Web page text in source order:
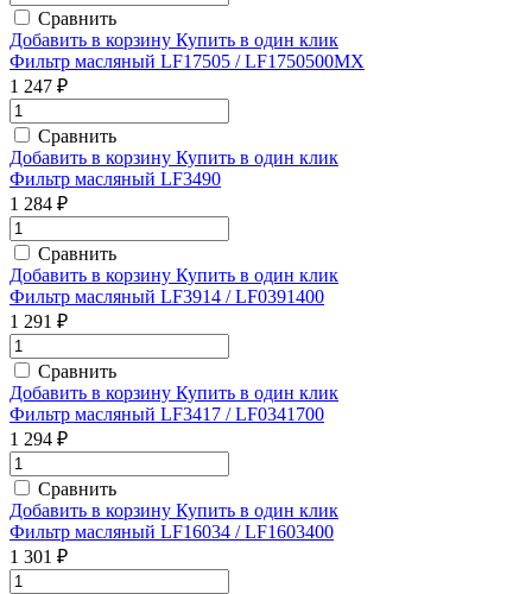
Сравнить
Добавить в корзину Купить в один клик
Фильтр масляный LF17505 / LF1750500MX
1 247 ₽
Сравнить
Добавить в корзину Купить в один клик
Фильтр масляный LF3490
1 284 ₽
Сравнить
Добавить в корзину Купить в один клик
Фильтр масляный LF3914 / LF0391400
1 291 ₽
Сравнить
Добавить в корзину Купить в один клик
Фильтр масляный LF3417 / LF0341700
1 294 ₽
Сравнить
Добавить в корзину Купить в один клик
Фильтр масляный LF16034 / LF1603400
1 301 ₽